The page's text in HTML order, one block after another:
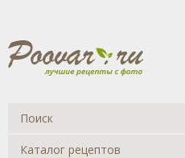
Каталог рецептов